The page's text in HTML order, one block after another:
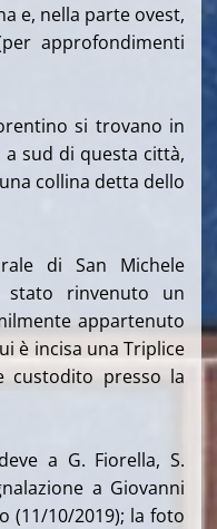
e, nella parte ovest,
approfondimenti
si trovano in
sud di questa città,
collina detta dello
di San Michele
stato rinvenuto un
appartenuto
è incisa una Triplice
custodito presso la
a G. Fiorella, S.
a Giovanni
(11/10/2019); la foto